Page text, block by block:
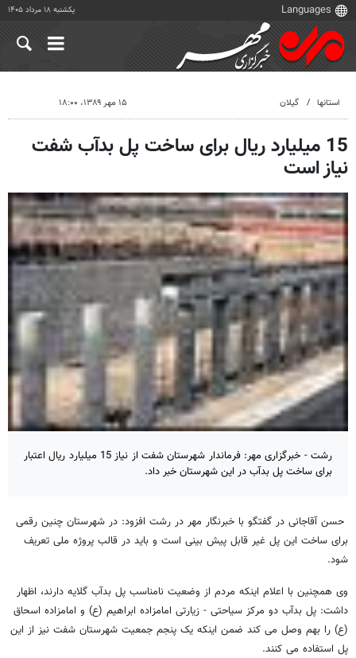
یکشنبه ۱۸ مرداد ۱۴۰۵
استانها گیلان ۱۵ مهر ۱۳۸۹، ۱۸:۰۰
15 میلیارد ریال برای ساخت پل بدآب شفت
نیاز است
رشت - خبرگزاری مهر: فرماندار شهرستان شفت از نیاز 15 میلیارد ریال اعتبار
برای ساخت پل بدآب در این شهرستان خبر داد.
حسن آقاجانی در گفتگو با خبرنگار مهر در رشت افزود: در شهرستان چنین رقمی
برای ساخت این پل غیر قابل پیش بینی است و باید در قالب پروژه ملی تعریف
شود.
وی همچنین با اعلام اینکه مردم از وضعیت نامناسب پل بدآب گلایه دارند، اظهار
داشت: پل بدآب دو مرکز سیاحتی - زیارتی امامزاده ابراهیم (ع) و امامزاده اسحاق
(ع) را بهم وصل می کند ضمن اینکه یک پنجم جمعیت شهرستان شفت نیز از این
پل استفاده می کنند.